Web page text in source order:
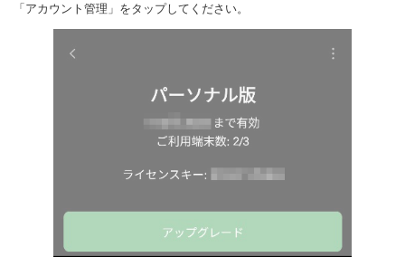
「アカウント管理」をタップしてください。